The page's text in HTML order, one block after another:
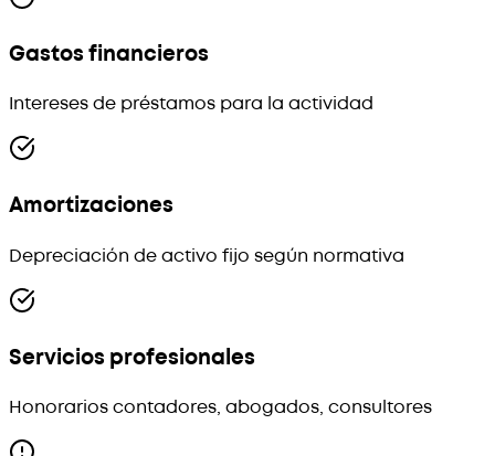
Gastos financieros
Intereses de préstamos para la actividad
Amortizaciones
Depreciación de activo fijo según normativa
Servicios profesionales
Honorarios contadores, abogados, consultores